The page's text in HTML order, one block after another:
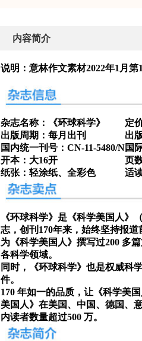
内容简介
说明：意林作文素材2022年1月第
杂志名称：《环球科学》
定
出版周期：每月出刊
出
国内统一刊号：CN-11-5480/N国
开本：大16开
页
纸张：轻涂纸、全彩色
适
《环球科学》是《科学美国人》
志，创刊170年来，始终坚持报
为《科学美国人》撰写过200 多
各科学领域。
同时，《环球科学》也是权威科
件。
170 年如一的品质，让《科学美
美国人》在美国、中国、德国、
内读者数量超过500 万。